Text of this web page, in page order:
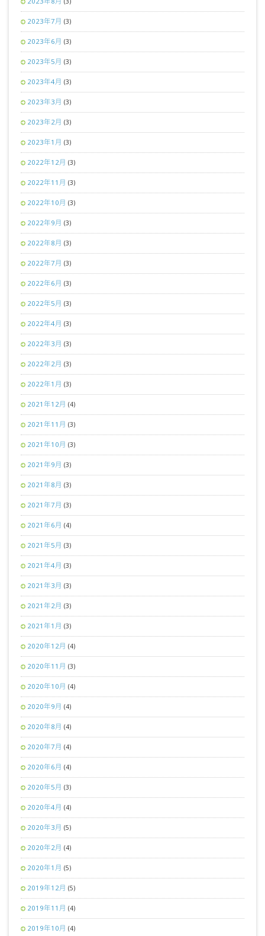
2023年7月 (3)
2023年6月 (3)
2023年5月 (3)
2023年4月 (3)
2023年3月 (3)
2023年2月 (3)
2023年1月 (3)
2022年12月 (3)
2022年11月 (3)
2022年10月 (3)
2022年9月 (3)
2022年8月 (3)
2022年7月 (3)
2022年6月 (3)
2022年5月 (3)
2022年4月 (3)
2022年3月 (3)
2022年2月 (3)
2022年1月 (3)
2021年12月 (4)
2021年11月 (3)
2021年10月 (3)
2021年9月 (3)
2021年8月 (3)
2021年7月 (3)
2021年6月 (4)
2021年5月 (3)
2021年4月 (3)
2021年3月 (3)
2021年2月 (3)
2021年1月 (3)
2020年12月 (4)
2020年11月 (3)
2020年10月 (4)
2020年9月 (4)
2020年8月 (4)
2020年7月 (4)
2020年6月 (4)
2020年5月 (3)
2020年4月 (4)
2020年3月 (5)
2020年2月 (4)
2020年1月 (5)
2019年12月 (5)
2019年11月 (4)
2019年10月 (4)